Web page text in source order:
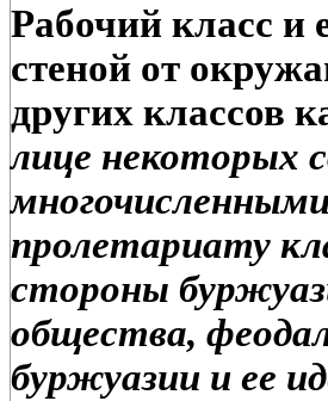
Рабочий класс и
стеной от
других классов
лице некоторых
пролетариату
стороны
общества,
буржуазии и ее